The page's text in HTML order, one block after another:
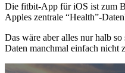
Die fitbit-App für iOS ist zum
Apples zentrale “Health”-
Das wäre aber alles nur halb
Daten manchmal einfach nicht